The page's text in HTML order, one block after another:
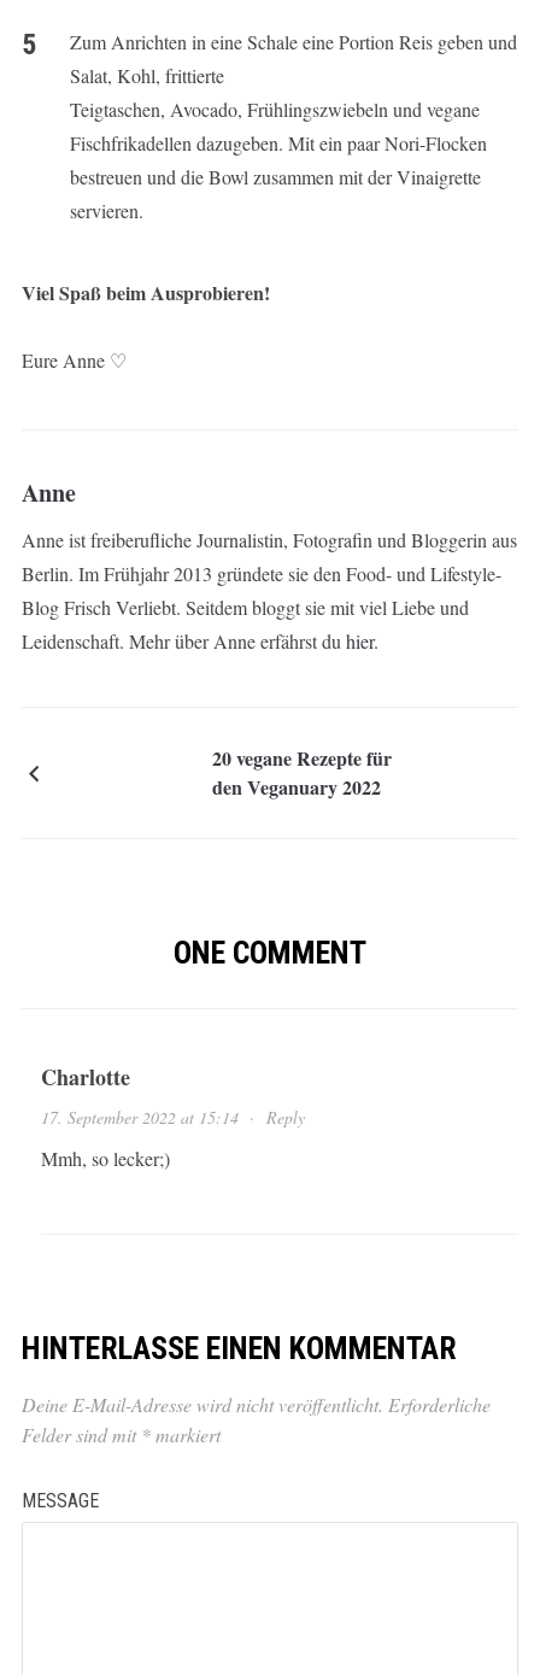
Zum Anrichten in eine Schale eine Portion Reis geben und
Salat, Kohl, frittierte
Teigtaschen, Avocado, Frühlingszwiebeln und vegane
Fischfrikadellen dazugeben. Mit ein paar Nori-Flocken
bestreuen und die Bowl zusammen mit der Vinaigrette
servieren.
Viel Spaß beim Ausprobieren!
Eure Anne ♡
Anne
Anne ist freiberufliche Journalistin, Fotografin und Bloggerin aus
Berlin. Im Frühjahr 2013 gründete sie den Food- und Lifestyle-
Blog Frisch Verliebt. Seitdem bloggt sie mit viel Liebe und
Leidenschaft. Mehr über Anne erfährst du hier.
20 vegane Rezepte für
den Veganuary 2022
ONE COMMENT
Charlotte
17. September 2022 at 15:14· Reply
Mmh, so lecker;)
HINTERLASSE EINEN KOMMENTAR
Deine E-Mail-Adresse wird nicht veröffentlicht. Erforderliche
Felder sind mit *markiert
MESSAGE